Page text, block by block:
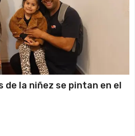
de la niñez se pintan en el